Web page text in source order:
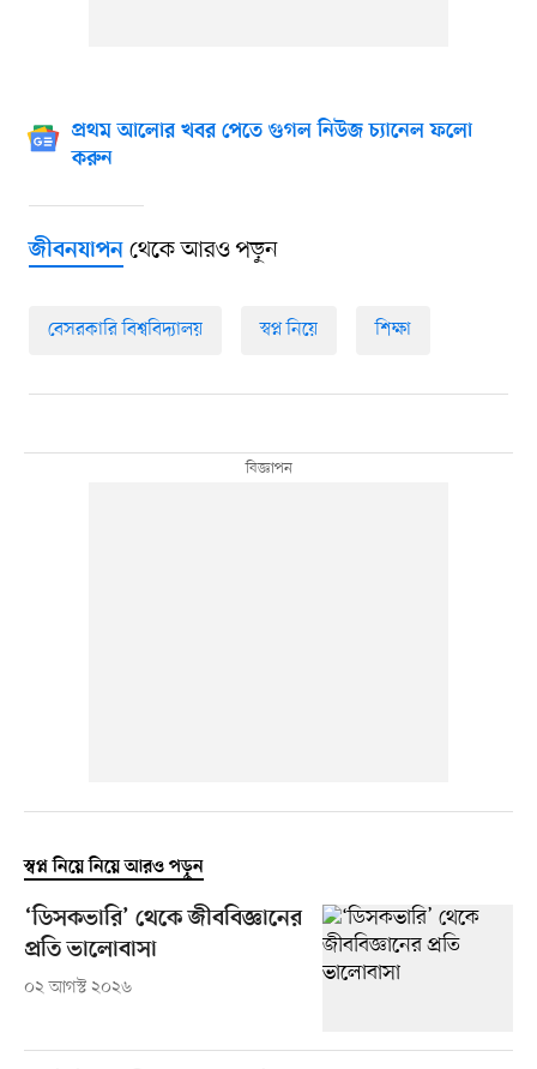
প্রথম আলোর খবর পেতে গুগল নিউজ চ্যানেল ফলো
করুন
জীবনযাপনথেকে আরও পড়ুন
বেসরকারি বিশ্ববিদ্যালয় স্বপ্ন নিয়ে শিক্ষা
স্বপ্ন নিয়ে নিয়ে আরও পড়ুন
‘ডিসকভারি’ থেকে জীববিজ্ঞানের
প্রতি ভালোবাসা
০২ আগস্ট ২০২৬